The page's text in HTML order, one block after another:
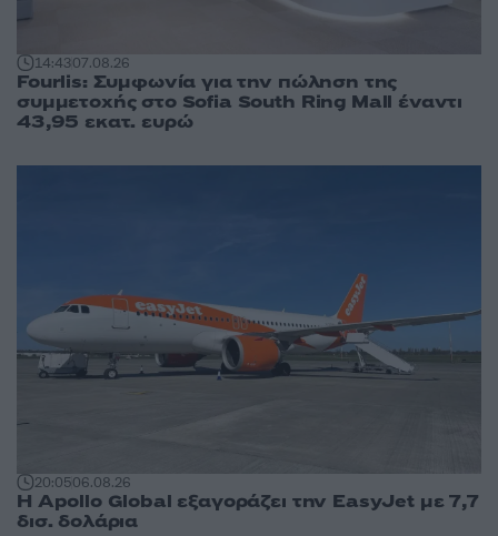
14:4307.08.26
Fourlis: Συμφωνία για την πώληση της
συμμετοχής στο Sofia South Ring Mall έναντι
43,95 εκατ. ευρώ
20:0506.08.26
Η Apollo Global εξαγοράζει την EasyJet με 7,7
δισ. δολάρια